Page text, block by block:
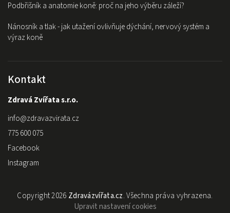
Podbřišník a anatomie koně: proč na jeho výběru záleží?
Nánosník a tlak - jak utažení ovlivňuje dýchání, nervový systém a
výraz koně
Kontakt
Zdravá Zvířata s.r.o.
info@zdravazvirata.cz
775 600 075
Facebook
Instagram
Copyright 2026 Zdravázvířata.cz. Všechna práva vyhrazena.
Upravit nastavení cookies